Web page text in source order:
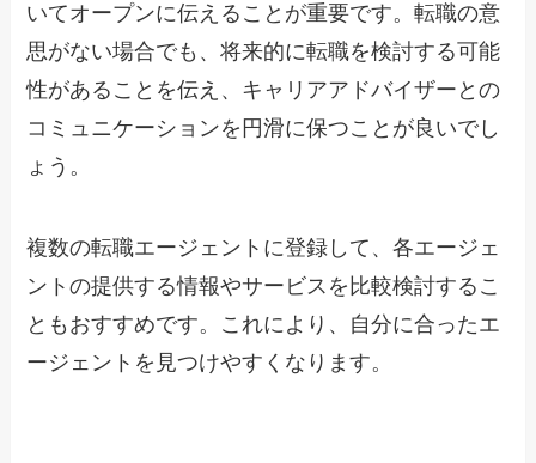
いてオープンに伝えることが重要です。転職の意
思がない場合でも、将来的に転職を検討する可能
性があることを伝え、キャリアアドバイザーとの
コミュニケーションを円滑に保つことが良いでし
ょう。
複数の転職エージェントに登録して、各エージェ
ントの提供する情報やサービスを比較検討するこ
ともおすすめです。これにより、自分に合ったエ
ージェントを見つけやすくなります。